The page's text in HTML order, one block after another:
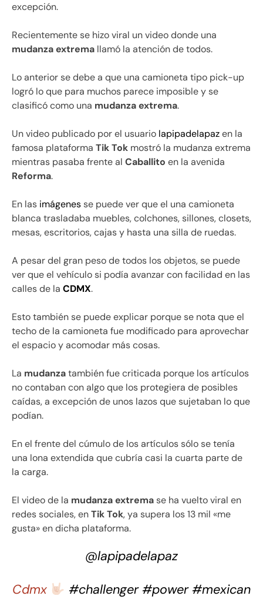
excepción.
Recientemente se hizo viral un video donde una
mudanza extrema llamó la atención de todos.
Lo anterior se debe a que una camioneta tipo pick-up
logró lo que para muchos parece imposible y se
clasificó como una mudanza extrema.
Un video publicado por el usuario lapipadelapazen la
famosa plataforma Tik Tok mostró la mudanza extrema
mientras pasaba frente al Caballito en la avenida
Reforma.
En las imágenesse puede ver que el una camioneta
blanca trasladaba muebles, colchones, sillones, closets,
mesas, escritorios, cajas y hasta una silla de ruedas.
A pesar del gran peso de todos los objetos, se puede
ver que el vehículo si podía avanzar con facilidad en las
calles de la CDMX.
Esto también se puede explicar porque se nota que el
techo de la camioneta fue modificado para aprovechar
el espacio y acomodar más cosas.
La mudanzatambién fue criticada porque los artículos
no contaban con algo que los protegiera de posibles
caídas, a excepción de unos lazos que sujetaban lo que
podían.
En el frente del cúmulo de los artículos sólo se tenía
una lona extendida que cubría casi la cuarta parte de
la carga.
El video de la mudanza extremase ha vuelto viral en
redes sociales, enTik Tok, ya supera los 13 mil «me
gusta» en dicha plataforma.
@lapipadelapaz
Cdmx #challenger #power #mexican